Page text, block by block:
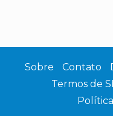
Sobre Contato
Termos de